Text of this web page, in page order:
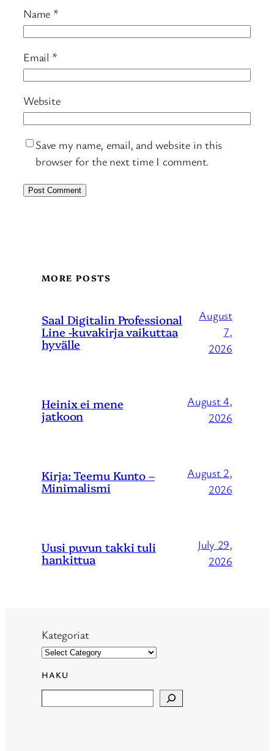
Name *
Email *
Website
Save my name, email, and website in this
browser for the next time I comment.
MORE POSTS
Saal Digitalin Professional
Line -kuvakirja vaikuttaa
hyvälle
August
7,
2026
Heinix ei mene
jatkoon
August 4,
2026
Kirja: Teemu Kunto –
Minimalismi
August 2,
2026
Uusi puvun takki tuli
hankittua
July 29,
2026
Kategoriat
HAKU